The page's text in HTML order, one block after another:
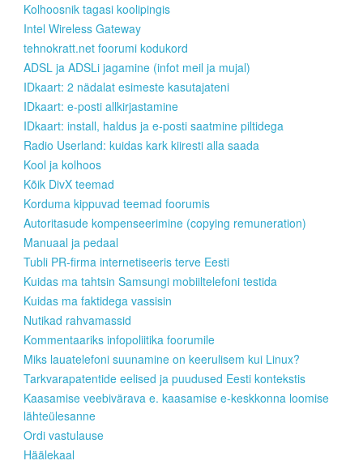
Kolhoosnik tagasi koolipingis
Intel Wireless Gateway
tehnokratt.net foorumi kodukord
ADSL ja ADSLi jagamine (infot meil ja mujal)
IDkaart: 2 nädalat esimeste kasutajateni
IDkaart: e-posti allkirjastamine
IDkaart: install, haldus ja e-posti saatmine piltidega
Radio Userland: kuidas kark kiiresti alla saada
Kool ja kolhoos
Kõik DivX teemad
Korduma kippuvad teemad foorumis
Autoritasude kompenseerimine (copying remuneration)
Manuaal ja pedaal
Tubli PR-firma internetiseeris terve Eesti
Kuidas ma tahtsin Samsungi mobiiltelefoni testida
Kuidas ma faktidega vassisin
Nutikad rahvamassid
Kommentaariks infopoliitika foorumile
Miks lauatelefoni suunamine on keerulisem kui Linux?
Tarkvarapatentide eelised ja puudused Eesti kontekstis
Kaasamise veebivärava e. kaasamise e-keskkonna loomise
lähteülesanne
Ordi vastulause
Häälekaal